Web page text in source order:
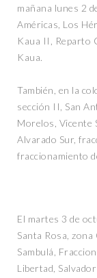
mañana lunes 2
Américas, Los
Kaua II, Reparto
Kaua.
También, en la
sección II, San
Morelos, Vicente
Alvarado Sur,
fraccionamiento
El martes 3 de
Santa Rosa,
Sambulá,
Libertad,